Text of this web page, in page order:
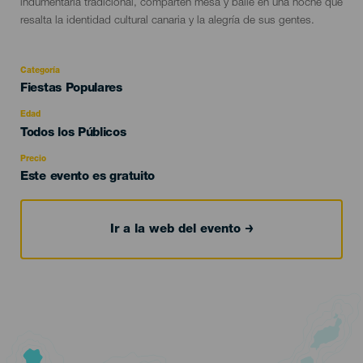
indumentaria tradicional, comparten mesa y baile en una noche que
resalta la identidad cultural canaria y la alegría de sus gentes.
Categoría
Categoría
evento
Fiestas Populares
Edad
Edad
Todos los Públicos
Precio
Este evento es gratuito
Ir a la web del evento